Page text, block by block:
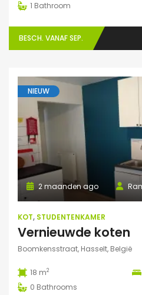
1 Bathroom
BESCH. VANAF SEP.
NIEUW
2 maanden ago
KOT, STUDENTENKAMER
Vernieuwde koten
Boomkensstraat, Hasselt, België
18 m2
0 Bathrooms